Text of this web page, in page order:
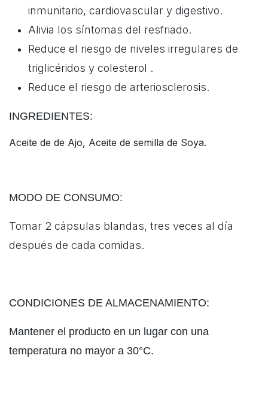
inmunitario, cardiovascular y digestivo.
Alivia los síntomas del resfriado.
Reduce el riesgo de niveles irregulares de
triglicéridos y colesterol .
Reduce el riesgo de arteriosclerosis.
INGREDIENTES:
Aceite de de Ajo, Aceite de semilla de Soya.
MODO DE CONSUMO:
Tomar 2 cápsulas blandas, tres veces al día
después de cada comidas.
CONDICIONES DE ALMACENAMIENTO:
Mantener el producto en un lugar con una
temperatura no mayor a 30°C.